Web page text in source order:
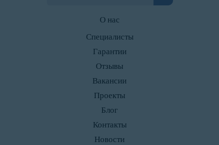
О нас
Специалисты
Гарантии
Отзывы
Вакансии
Проекты
Блог
Контакты
Новости